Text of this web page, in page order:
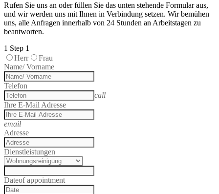
Rufen Sie uns an oder füllen Sie das unten stehende Formular aus,
und wir werden uns mit Ihnen in Verbindung setzen. Wir bemühen
uns, alle Anfragen innerhalb von 24 Stunden an Arbeitstagen zu
beantworten.
1 Step 1
Herr
Frau
Name/ Vorname
Telefon
call
Ihre E-Mail Adresse
email
Adresse
Dienstleistungen
Dateof appointment